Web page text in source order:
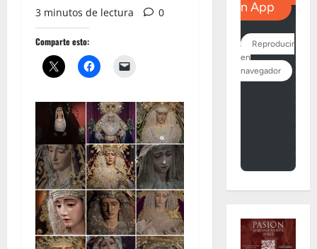
3 minutos de lectura
0
Comparte esto: